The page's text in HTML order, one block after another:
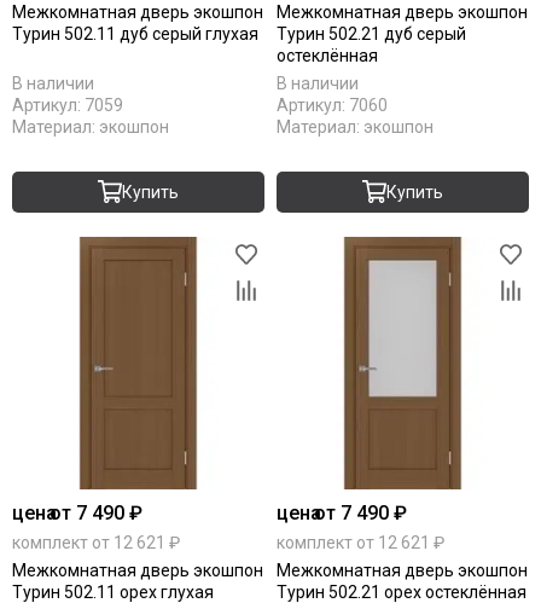
Межкомнатная дверь экошпон
Турин 502.11 дуб серый глухая
В наличии
Артикул: 7059
Материал: экошпон
Купить
Межкомнатная дверь экошпон
Турин 502.21 дуб серый
остеклённая
В наличии
Артикул: 7060
Материал: экошпон
Купить
ценаот 7 490 ₽
комплект от 12 621 ₽
Межкомнатная дверь экошпон
Турин 502.11 орех глухая
ценаот 7 490 ₽
комплект от 12 621 ₽
Межкомнатная дверь экошпон
Турин 502.21 орех остеклённая